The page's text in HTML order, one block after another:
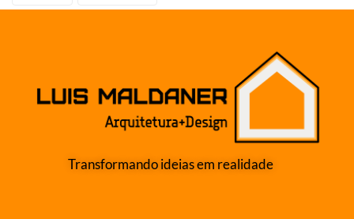
Transformando ideias em realidade